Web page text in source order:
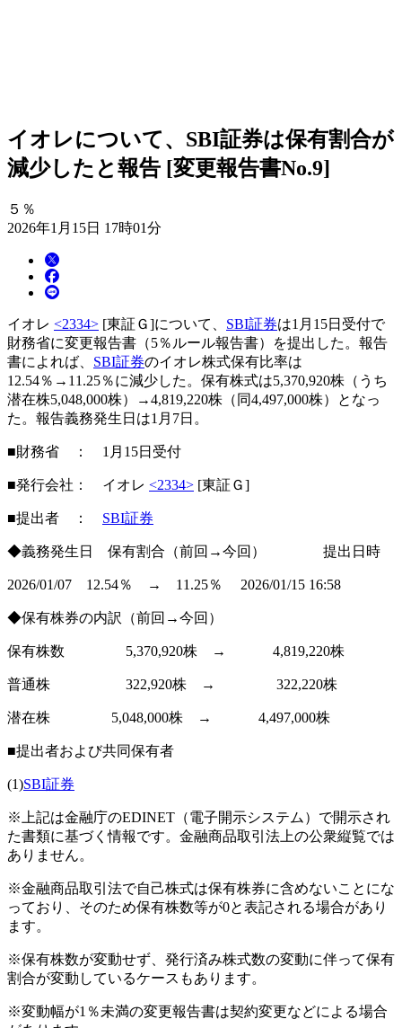
イオレについて、SBI証券は保有割合が
減少したと報告 [変更報告書No.9]
５％
2026年1月15日 17時01分
イオレ <2334> [東証Ｇ]について、 SBI証券は1月15日受付で
財務省に変更報告書（5％ルール報告書）を提出した。報告
書によれば、 SBI証券のイオレ株式保有比率は
12.54％→11.25％に減少した。保有株式は5,370,920株（うち
潜在株5,048,000株）→4,819,220株（同4,497,000株）となっ
た。報告義務発生日は1月7日。
■財務省 ： 1月15日受付
■発行会社： イオレ <2334> [東証Ｇ]
■提出者 ： SBI証券
◆義務発生日 保有割合（前回→今回） 提出日時
2026/01/07 12.54％ → 11.25％ 2026/01/15 16:58
◆保有株券の内訳（前回→今回）
保有株数 5,370,920株 → 4,819,220株
普通株 322,920株 → 322,220株
潜在株 5,048,000株 → 4,497,000株
■提出者および共同保有者
(1)SBI証券
※上記は金融庁のEDINET（電子開示システム）で開示され
た書類に基づく情報です。金融商品取引法上の公衆縦覧では
ありません。
※金融商品取引法で自己株式は保有株券に含めないことにな
っており、そのため保有株数等が0と表記される場合があり
ます。
※保有株数が変動せず、発行済み株式数の変動に伴って保有
割合が変動しているケースもあります。
※変動幅が1％未満の変更報告書は契約変更などによる場合